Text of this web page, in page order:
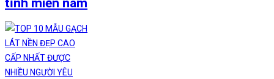
tỉnh miền nam